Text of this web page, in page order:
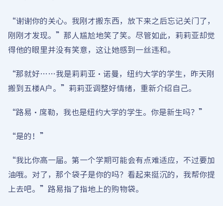
“谢谢你的关心。我刚才搬东西，放下来之后忘记关门了，
刚刚才发现。”那人尴尬地笑了笑。尽管如此，莉莉亚却觉
得他的眼里并没有笑意，这让她感到一丝违和。
“那就好……我是莉莉亚·诺曼，纽约大学的学生，昨天刚
搬到五楼A户。”莉莉亚调整好情绪，重新介绍自己。
“路易·席勒，我也是纽约大学的学生。你是新生吗？”
“是的！”
“我比你高一届。第一个学期可能会有点难适应，不过要加
油哦。对了，那个袋子是你的吗？看起来挺沉的，我帮你提
上去吧。”路易指了指地上的购物袋。